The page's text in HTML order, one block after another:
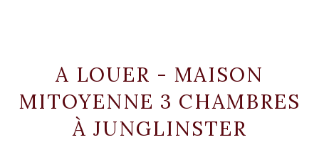
A LOUER - MAISON
MITOYENNE 3 CHAMBRES
À JUNGLINSTER